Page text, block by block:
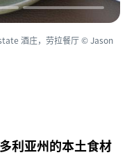
酒庄，劳拉餐厅 © Jason
利亚州的本土食材